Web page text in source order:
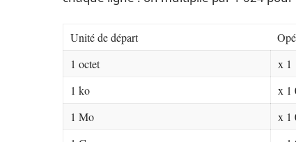
Unité de départ
1 octet
x 1
1 ko
x 1
1 Mo
x 1